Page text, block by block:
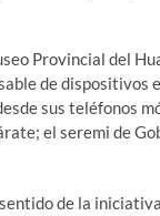
Provincial del
de
sus teléfonos
el seremi de
de la